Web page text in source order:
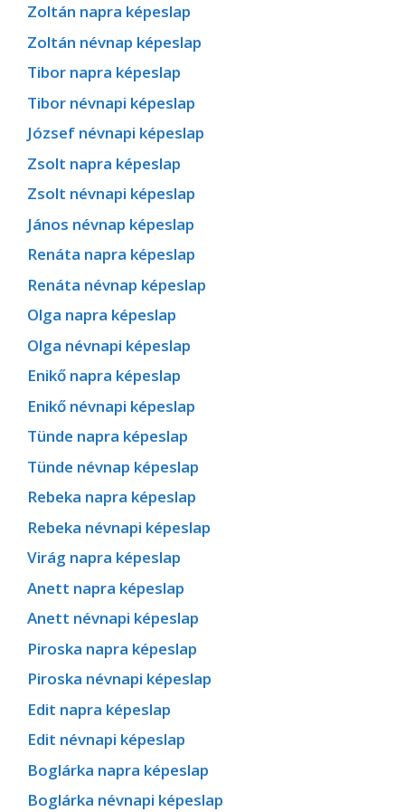
Zoltán napra képeslap
Zoltán névnap képeslap
Tibor napra képeslap
Tibor névnapi képeslap
József névnapi képeslap
Zsolt napra képeslap
Zsolt névnapi képeslap
János névnap képeslap
Renáta napra képeslap
Renáta névnap képeslap
Olga napra képeslap
Olga névnapi képeslap
Enikő napra képeslap
Enikő névnapi képeslap
Tünde napra képeslap
Tünde névnap képeslap
Rebeka napra képeslap
Rebeka névnapi képeslap
Virág napra képeslap
Anett napra képeslap
Anett névnapi képeslap
Piroska napra képeslap
Piroska névnapi képeslap
Edit napra képeslap
Edit névnapi képeslap
Boglárka napra képeslap
Boglárka névnapi képeslap